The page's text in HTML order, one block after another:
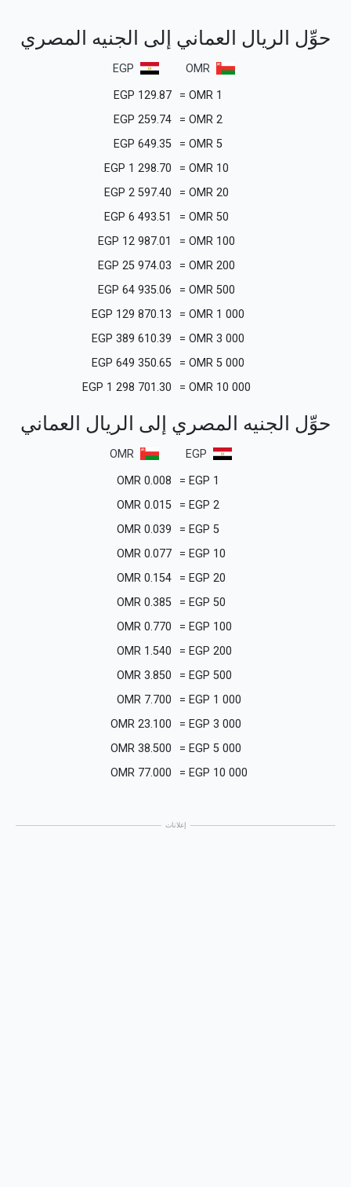
حوِّل الريال العماني إلى الجنيه المصري
OMR
EGP
1
OMR
=
129.87
EGP
2
OMR
=
259.74
EGP
5
OMR
=
649.35
EGP
10
OMR
=
1 298.70
EGP
20
OMR
=
2 597.40
EGP
50
OMR
=
6 493.51
EGP
100
OMR
=
12 987.01
EGP
200
OMR
=
25 974.03
EGP
500
OMR
=
64 935.06
EGP
1 000
OMR
=
129 870.13
EGP
3 000
OMR
=
389 610.39
EGP
5 000
OMR
=
649 350.65
EGP
10 000
OMR
=
1 298 701.30
EGP
حوِّل الجنيه المصري إلى الريال العماني
EGP
OMR
1
EGP
=
0.008
OMR
2
EGP
=
0.015
OMR
5
EGP
=
0.039
OMR
10
EGP
=
0.077
OMR
20
EGP
=
0.154
OMR
50
EGP
=
0.385
OMR
100
EGP
=
0.770
OMR
200
EGP
=
1.540
OMR
500
EGP
=
3.850
OMR
1 000
EGP
=
7.700
OMR
3 000
EGP
=
23.100
OMR
5 000
EGP
=
38.500
OMR
10 000
EGP
=
77.000
OMR
إعلانات